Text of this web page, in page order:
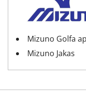
Mizuno Golfa
Mizuno Jakas